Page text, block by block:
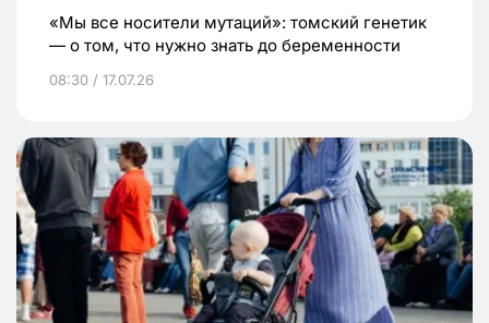
«Мы все носители мутаций»: томский генетик
— о том, что нужно знать до беременности
08:30 / 17.07.26